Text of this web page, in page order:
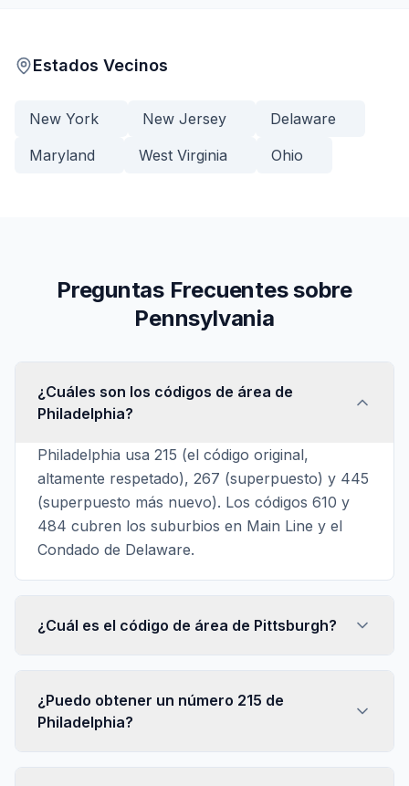
Estados Vecinos
New York New Jersey
Delaware
Maryland
West Virginia Ohio
Preguntas Frecuentes sobre
Pennsylvania
¿Cuáles son los códigos de área de
Philadelphia?
Philadelphia usa 215 (el código original,
altamente respetado), 267 (superpuesto) y 445
(superpuesto más nuevo). Los códigos 610 y
484 cubren los suburbios en Main Line y el
Condado de Delaware.
¿Cuál es el código de área de Pittsburgh?
¿Puedo obtener un número 215 de
Philadelphia?